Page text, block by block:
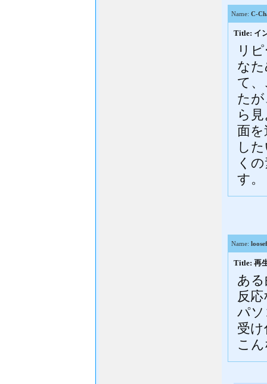
Name: C-
Title: イ
リ
な
て
た
ら
面
し
く
す。
Name:
Title: 再
あ
反
パ
受
こ